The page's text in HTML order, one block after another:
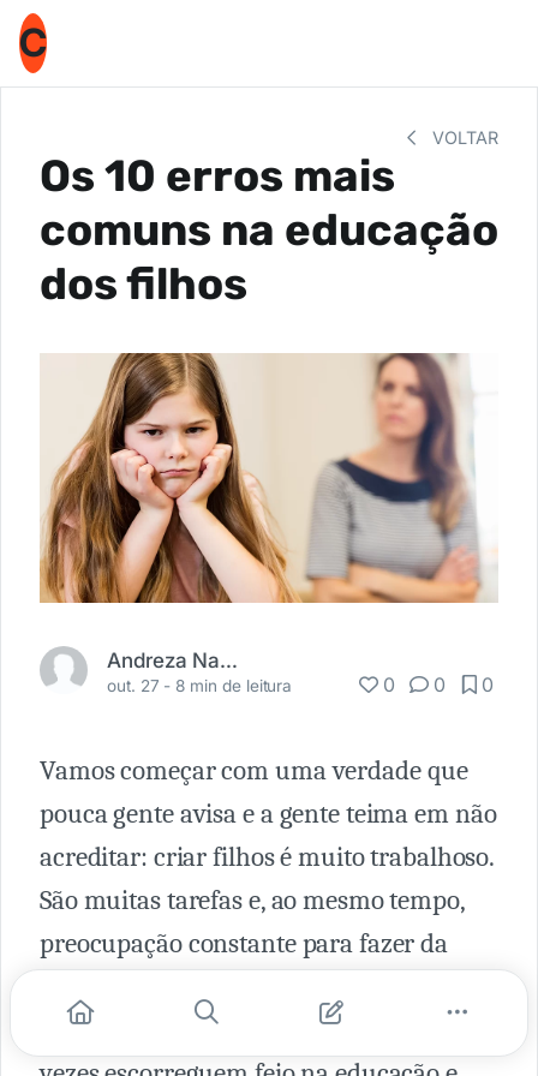
C
VOLTAR
Os 10 erros mais
comuns na educação
dos filhos
Andreza Nalini
out. 27 - 8 min de leitura 0 0 0
Vamos começar com uma verdade que
pouca gente avisa e a gente teima em não
acreditar: criar filhos é muito trabalhoso.
São muitas tarefas e, ao mesmo tempo,
preocupação constante para fazer da
por isso — cansaço mesmo — os pais às